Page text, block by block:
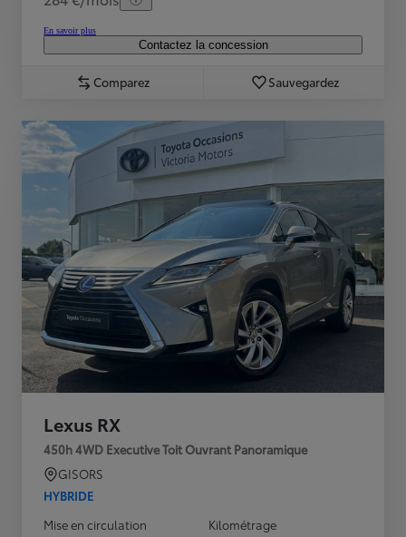
En savoir plus
Contactez la concession
Comparez Sauvegardez
Lexus RX
450h 4WD Executive Toit Ouvrant Panoramique
GISORS
HYBRIDE
Mise en circulation
Kilométrage